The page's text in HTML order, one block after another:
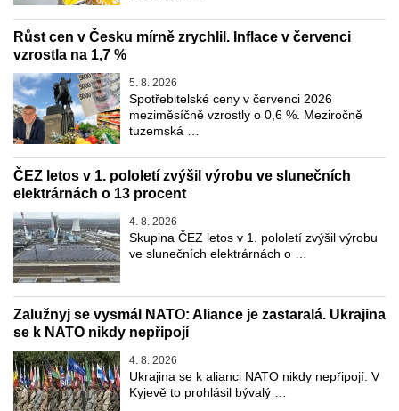
Růst cen v Česku mírně zrychlil. Inflace v červenci
vzrostla na 1,7 %
5. 8. 2026
Spotřebitelské ceny v červenci 2026
meziměsíčně vzrostly o 0,6 %. Meziročně
tuzemská …
ČEZ letos v 1. pololetí zvýšil výrobu ve slunečních
elektrárnách o 13 procent
4. 8. 2026
Skupina ČEZ letos v 1. pololetí zvýšil výrobu
ve slunečních elektrárnách o …
Zalužnyj se vysmál NATO: Aliance je zastaralá. Ukrajina
se k NATO nikdy nepřipojí
4. 8. 2026
Ukrajina se k alianci NATO nikdy nepřipojí. V
Kyjevě to prohlásil bývalý …